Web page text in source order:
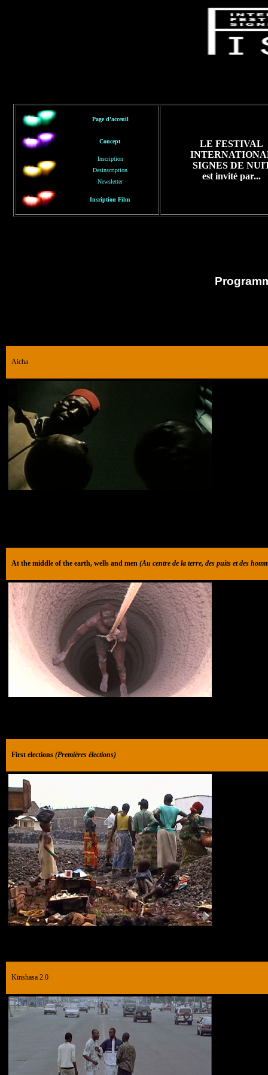
Page d'acceuil
Concept
Inscription
Desinscription
Newsletter
Insription Film
LE FESTIVAL
SIGNES DE
est invité par...
Aicha
At the middle of the earth, wells and men (Au centre de la terre, des puits et des
First elections (Premières élections)
Kinshasa 2.0